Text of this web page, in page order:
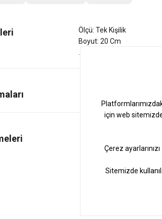
Ölçü: Tek Kişilik
Boyut: 20 Cm